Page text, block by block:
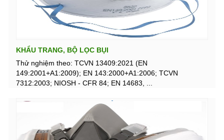
KHẨU TRANG, BỘ LỌC BỤI
Thử nghiệm theo: TCVN 13409:2021 (EN
149:2001+A1:2009); EN 143:2000+A1:2006; TCVN
7312:2003; NIOSH - CFR 84; EN 14683, ...